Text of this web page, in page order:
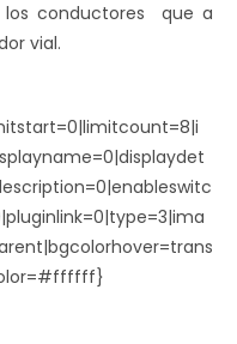
los conductores que a
vial.